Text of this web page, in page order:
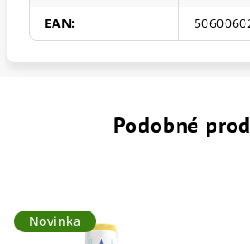
EAN:
Podobné
Novinka